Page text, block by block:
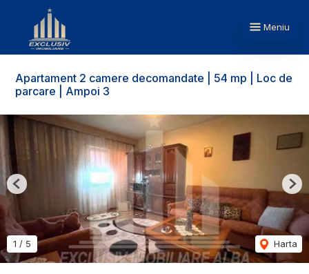
Meniu
Apartament 2 camere decomandate | 54 mp | Loc de
parcare | Ampoi 3
1 / 5 Harta
Previous